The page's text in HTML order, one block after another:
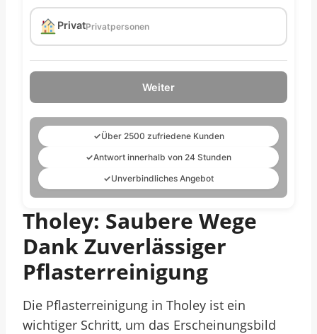
PrivatPrivatpersonen
Weiter
✓Über 2500 zufriedene Kunden
✓Antwort innerhalb von 24 Stunden
✓Unverbindliches Angebot
Tholey: Saubere Wege
Dank Zuverlässiger
Pflasterreinigung
Die Pflasterreinigung in Tholey ist ein
wichtiger Schritt, um das Erscheinungsbild